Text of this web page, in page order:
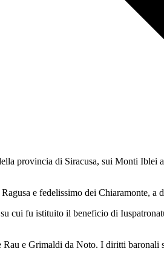
provincia di Siracusa, sui Monti
e fedelissimo dei Chiaramonte,
cui fu istituito il beneficio di
Rau e Grimaldi da Noto. I diritti baronali